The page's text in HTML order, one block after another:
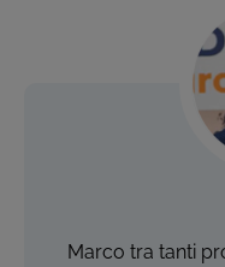
Marco tra tanti